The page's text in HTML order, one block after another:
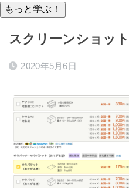
スクリーンショッ
2020年5月6日